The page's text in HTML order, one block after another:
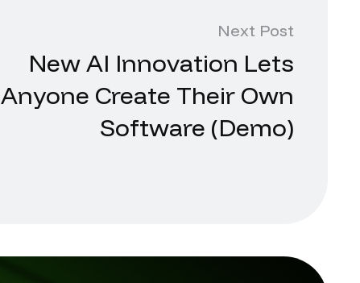
Next Post
New AI Innovation Lets
Anyone Create Their Own
Software (Demo)